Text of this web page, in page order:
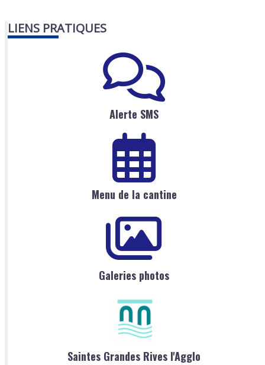
LIENS PRATIQUES
Alerte SMS
Menu de la cantine
Galeries photos
Saintes Grandes Rives l'Agglo